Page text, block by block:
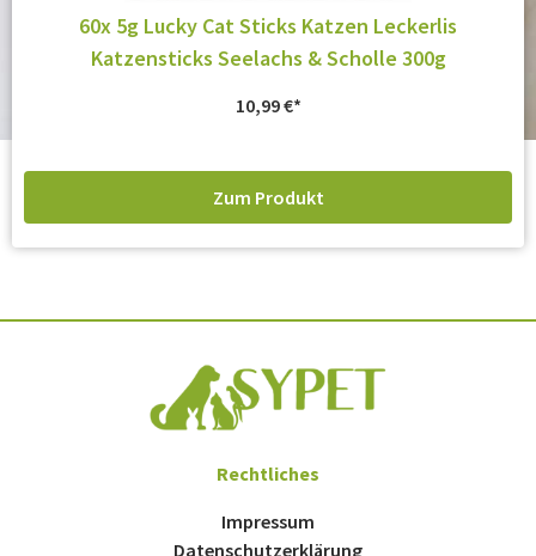
60x 5g Lucky Cat Sticks Katzen Leckerlis
Katzensticks Seelachs & Scholle 300g
10,99€
Zum Produkt
Rechtliches
Impressum
Datenschutzerklärung